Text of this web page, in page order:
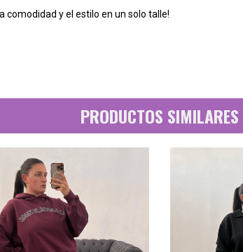
comodidad y el estilo en un solo talle!
PRODUCTOS SIMILARES